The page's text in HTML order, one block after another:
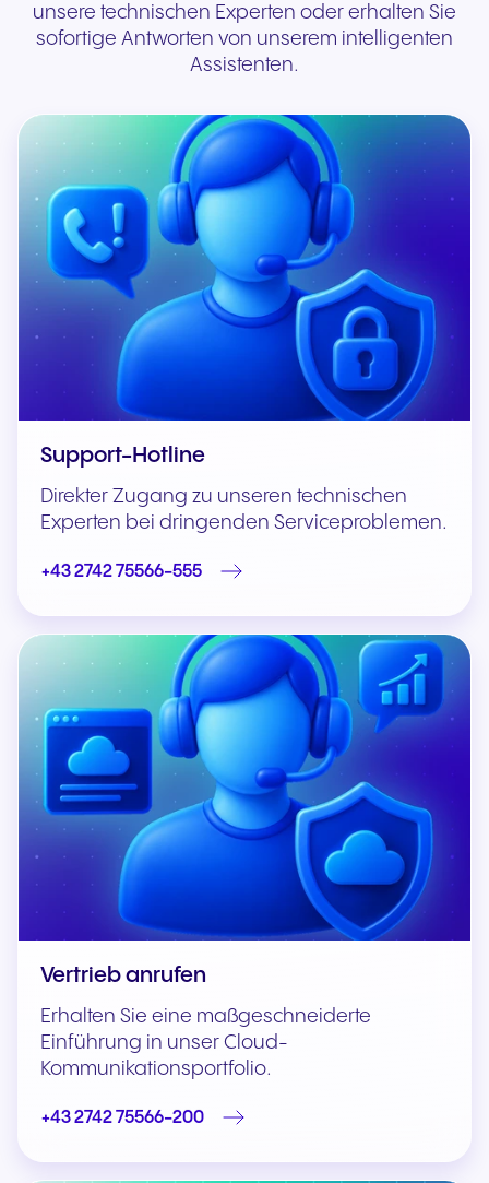
unsere technischen Experten oder erhalten Sie
sofortige Antworten von unserem intelligenten
Assistenten.
Support-Hotline
Direkter Zugang zu unseren technischen
Experten bei dringenden Serviceproblemen.
+43 2742 75566-555
Vertrieb anrufen
Erhalten Sie eine maßgeschneiderte
Einführung in unser Cloud-
Kommunikationsportfolio.
+43 2742 75566-200